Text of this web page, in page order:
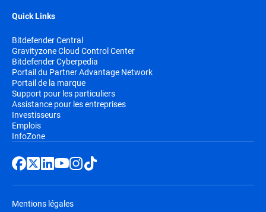
Quick Links
Bitdefender Central
Gravityzone Cloud Control Center
Bitdefender Cyberpedia
Portail du Partner Advantage Network
Portail de la marque
Support pour les particuliers
Assistance pour les entreprises
Investisseurs
Emplois
InfoZone
Mentions légales